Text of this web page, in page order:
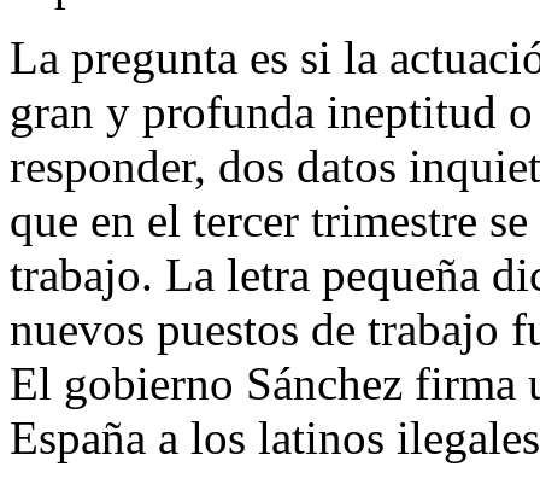
La pregunta es si la
gran y profunda ineptitud
responder, dos datos
que en el tercer trimestre
trabajo. La letra pequeña
nuevos puestos de trabajo
El gobierno Sánchez firma
España a los latinos